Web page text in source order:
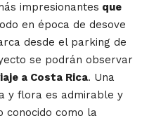
impresionantes que
en época de desove
desde el parking de
se podrán observar
a Costa Rica. Una
y flora es admirable y
conocido como la